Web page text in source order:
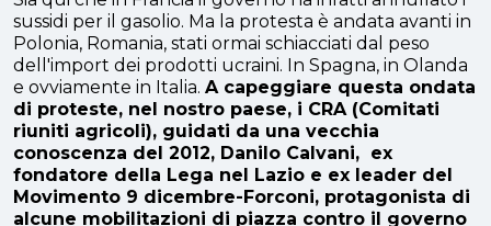
sussidi per il gasolio. Ma la protesta è andata avanti in
Polonia, Romania, stati ormai schiacciati dal peso
dell'import dei prodotti ucraini. In Spagna, in Olanda
e ovviamente in Italia. A capeggiare questa ondata
di proteste, nel nostro paese, i CRA (Comitati
riuniti agricoli), guidati da una vecchia
conoscenza del 2012, Danilo Calvani, ex
fondatore della Lega nel Lazio e ex leader del
Movimento 9 dicembre-Forconi, protagonista di
alcune mobilitazioni di piazza contro il governo